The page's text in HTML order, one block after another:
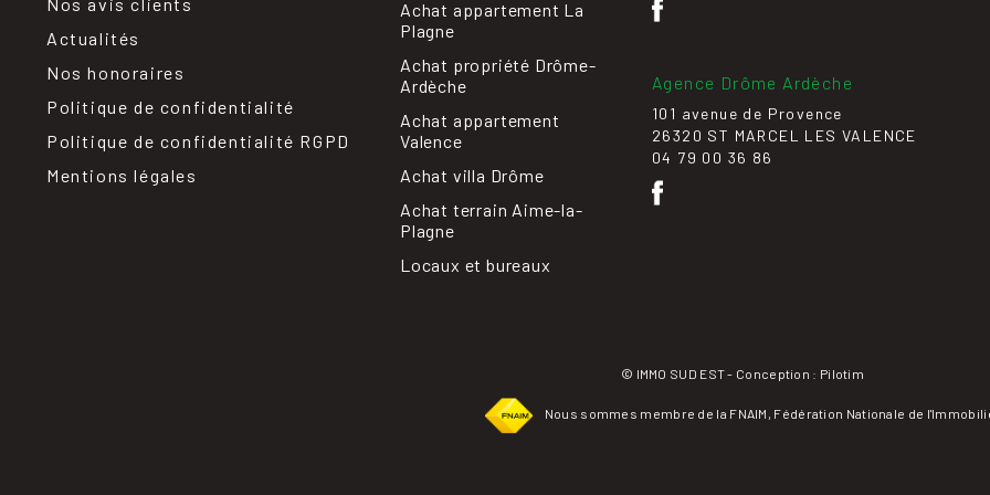
Actualités
Nos honoraires
Politique de confidentialité
Politique de confidentialité RGPD
Mentions légales
Achat appartement La
Plagne
Achat propriété Drôme-
Ardèche
Achat appartement
Valence
Achat villa Drôme
Achat terrain Aime-la-
Plagne
Locaux et bureaux
Agence Drôme Ardèche
101 avenue de Provence
26320 ST MARCEL LES VALENCE
04 79 00 36 86
© IMMO SUD EST - Conception : Pilotim
Nous sommes membre de la FNAIM, Fédération Nationale de